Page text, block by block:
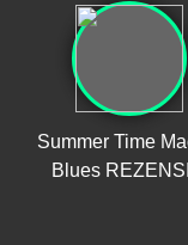
Summer Time
Blues